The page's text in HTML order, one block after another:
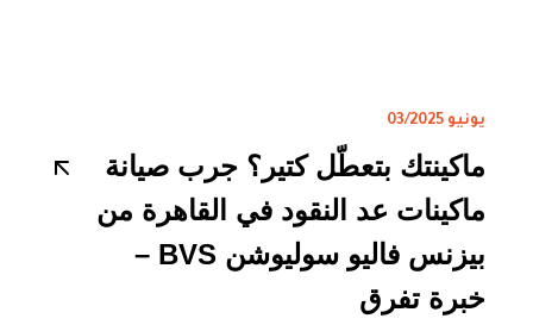
يونيو 03/2025
ماكينتك بتعطّل كتير؟ جرب صيانة
ماكينات عد النقود في القاهرة من
بيزنس فاليو سوليوشن BVS –
خبرة تفرق